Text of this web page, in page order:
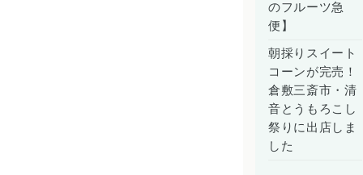
のフルーツ急
便】
朝採りスイート
コーンが完売！
倉敷三斎市・清
音とうもろこし
祭りに出店しま
した